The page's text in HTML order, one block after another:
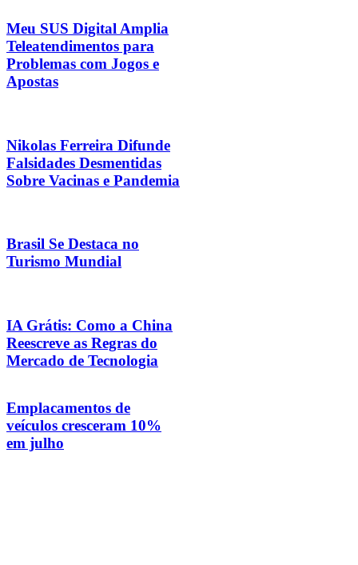
Meu SUS Digital Amplia
Teleatendimentos para
Problemas com Jogos e
Apostas
Nikolas Ferreira Difunde
Falsidades Desmentidas
Sobre Vacinas e Pandemia
Brasil Se Destaca no
Turismo Mundial
IA Grátis: Como a China
Reescreve as Regras do
Mercado de Tecnologia
Emplacamentos de
veículos cresceram 10%
em julho